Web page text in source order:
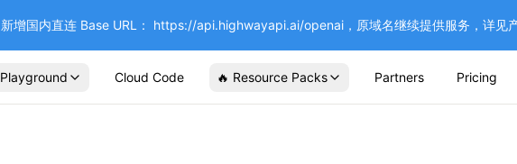
新增国内直连 Base URL： https://api.highwayapi.ai/openai，原域名继续提供服务，详见
Playground Cloud Code 🔥 Resource Packs Partners Pricing